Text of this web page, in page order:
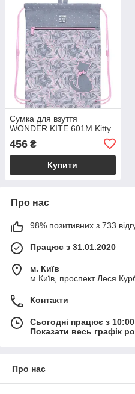
Сумка для взуття
WONDER KITE 601M Kitty
456 ₴
Купити
Про нас
98% позитивних з 733
Працює з 31.01.2020
м. Київ
м.Київ, проспект Леся
Контакти
Сьогодні працює з
Показати весь графік
Про нас